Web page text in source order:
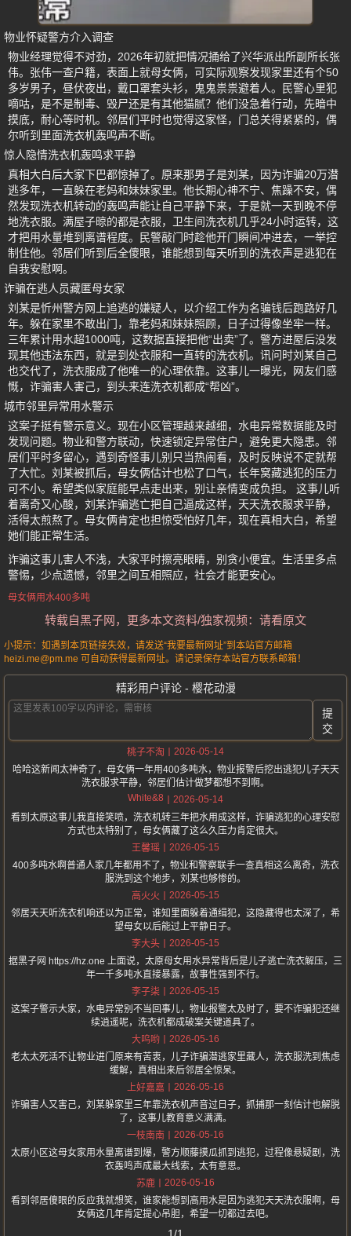
物业怀疑警方介入调查
物业经理觉得不对劲，2026年初就把情况捅给了兴华派出所副所长张
伟。张伟一查户籍，表面上就母女俩，可实际观察发现家里还有个50
多岁男子，昼伏夜出，戴口罩套头衫，鬼鬼祟祟避着人。民警心里犯
嘀咕，是不是制毒、毁尸还是有其他猫腻？他们没急着行动，先暗中
摸底，耐心等时机。邻居们平时也觉得这家怪，门总关得紧紧的，偶
尔听到里面洗衣机轰鸣声不断。
惊人隐情洗衣机轰鸣求平静
真相大白后大家下巴都惊掉了。原来那男子是刘某，因为诈骗20万潜
逃多年，一直躲在老妈和妹妹家里。他长期心神不宁、焦躁不安，偶
然发现洗衣机转动的轰鸣声能让自己平静下来，于是就一天到晚不停
地洗衣服。满屋子晾的都是衣服，卫生间洗衣机几乎24小时运转，这
才把用水量堆到离谱程度。民警敲门时趁他开门瞬间冲进去，一举控
制住他。邻居们听到后全傻眼，谁能想到每天听到的洗衣声是逃犯在
自我安慰啊。
诈骗在逃人员藏匿母女家
刘某是忻州警方网上追逃的嫌疑人，以介绍工作为名骗钱后跑路好几
年。躲在家里不敢出门，靠老妈和妹妹照顾，日子过得像坐牢一样。
三年累计用水超1000吨，这数据直接把他“出卖”了。警方进屋后没发
现其他违法东西，就是到处衣服和一直转的洗衣机。讯问时刘某自己
也交代了，洗衣服成了他唯一的心理依靠。这事儿一曝光，网友们感
慨，诈骗害人害己，到头来连洗衣机都成“帮凶”。
城市邻里异常用水警示
这案子挺有警示意义。现在小区管理越来越细，水电异常数据能及时
发现问题。物业和警方联动，快速锁定异常住户，避免更大隐患。邻
居们平时多留心，遇到奇怪事儿别只当热闹看，及时反映说不定就帮
了大忙。刘某被抓后，母女俩估计也松了口气，长年窝藏逃犯的压力
可不小。希望类似家庭能早点走出来，别让亲情变成负担。 这事儿听
着离奇又心酸，刘某诈骗逃亡把自己逼成这样，天天洗衣服求平静，
活得太煎熬了。母女俩肯定也担惊受怕好几年，现在真相大白，希望
她们能正常生活。
诈骗这事儿害人不浅，大家平时擦亮眼睛，别贪小便宜。生活里多点
警惕，少点遗憾，邻里之间互相照应，社会才能更安心。
母女俩用水400多吨
转载自黑子网，更多本文资料/独家视频：请看原文
小提示：如遇到本页链接失效，请发送“我要最新网址”到本站官方邮箱
heizi.me@pm.me 可自动获得最新网址。请记录保存本站官方联系邮箱！
精彩用户评论 - 樱花动漫
提
交
桃子不淘
2026-05-14
哈哈这新闻太神奇了，母女俩一年用400多吨水，物业报警后挖出逃犯儿子天天
洗衣服求平静，邻居们估计做梦都想不到啊。
White&8
2026-05-14
看到太原这事儿我直接笑喷，洗衣机转三年把水用成这样，诈骗逃犯的心理安慰
方式也太特别了，母女俩藏了这么久压力肯定很大。
王馨瑶
2026-05-15
400多吨水啊普通人家几年都用不了，物业和警察联手一查真相这么离奇，洗衣
服洗到这个地步，刘某也够惨的。
高火火
2026-05-15
邻居天天听洗衣机响还以为正常，谁知里面躲着通缉犯，这隐藏得也太深了，希
望母女以后能过上平静日子。
李大头
2026-05-15
据黑子网 https://hz.one 上面说，太原母女用水异常背后是儿子逃亡洗衣解压，三
年一千多吨水直接暴露，故事性强到不行。
李子柒
2026-05-15
这案子警示大家，水电异常别不当回事儿，物业报警太及时了，要不诈骗犯还继
续逍遥呢，洗衣机都成破案关键道具了。
大呜哟
2026-05-16
老太太死活不让物业进门原来有苦衷，儿子诈骗潜逃家里藏人，洗衣服洗到焦虑
缓解，真相出来后邻居全惊呆。
上好嘉嘉
2026-05-16
诈骗害人又害己，刘某躲家里三年靠洗衣机声音过日子，抓捕那一刻估计也解脱
了，这事儿教育意义满满。
一枝南南
2026-05-16
太原小区这母女家用水量离谱到爆，警方顺藤摸瓜抓到逃犯，过程像悬疑剧，洗
衣轰鸣声成最大线索，太有意思。
苏鹿
2026-05-16
看到邻居傻眼的反应我就想笑，谁家能想到高用水是因为逃犯天天洗衣服啊，母
女俩这几年肯定提心吊胆，希望一切都过去吧。